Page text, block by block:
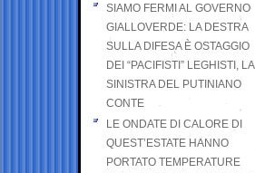
SIAMO FERMI AL GOVERNO
GIALLOVERDE: LA DESTRA
SULLA DIFESA È OSTAGGIO
DEI “PACIFISTI” LEGHISTI, LA
SINISTRA DEL PUTINIANO
CONTE
LE ONDATE DI CALORE DI
QUEST’ESTATE HANNO
PORTATO TEMPERATURE